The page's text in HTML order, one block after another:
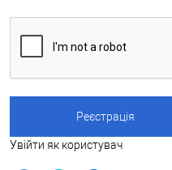
Увійти як користувач